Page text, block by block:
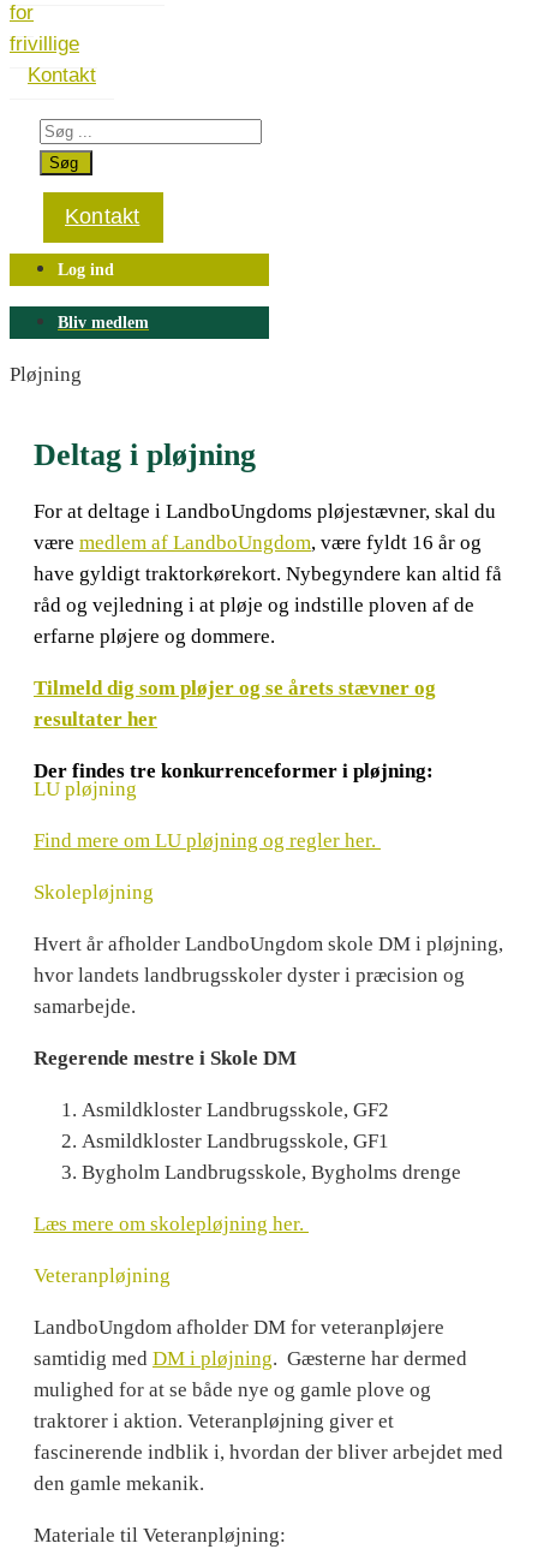
for
frivillige
Kontakt
Kontakt
Log ind
Bliv medlem
Pløjning
Deltag i pløjning
For at deltage i LandboUngdoms pløjestævner, skal du
være medlem af LandboUngdom, være fyldt 16 år og
have gyldigt traktorkørekort. Nybegyndere kan altid få
råd og vejledning i at pløje og indstille ploven af de
erfarne pløjere og dommere.
Tilmeld dig som pløjer og se årets stævner og
resultater her
Der findes tre konkurrenceformer i pløjning:
LU pløjning
Find mere om LU pløjning og regler her.
Skolepløjning
Hvert år afholder LandboUngdom skole DM i pløjning,
hvor landets landbrugsskoler dyster i præcision og
samarbejde.
Regerende mestre i Skole DM
Asmildkloster Landbrugsskole, GF2
Asmildkloster Landbrugsskole, GF1
Bygholm Landbrugsskole, Bygholms drenge
Læs mere om skolepløjning her.
Veteranpløjning
LandboUngdom afholder DM for veteranpløjere
samtidig med DM i pløjning. Gæsterne har dermed
mulighed for at se både nye og gamle plove og
traktorer i aktion. Veteranpløjning giver et
fascinerende indblik i, hvordan der bliver arbejdet med
den gamle mekanik.
Materiale til Veteranpløjning: